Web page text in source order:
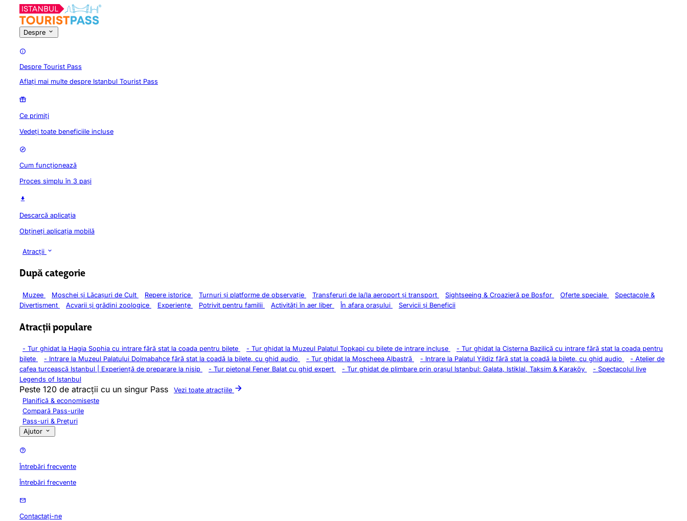
Despre
Despre Tourist Pass
Aflați mai multe despre Istanbul Tourist Pass
Ce primiți
Vedeți toate beneficiile incluse
Cum funcționează
Proces simplu în 3 pași
Descarcă aplicația
Obțineți aplicația mobilă
Atracții
După categorie
Muzee Moschei și Lăcașuri de Cult Repere istorice Turnuri și platforme de observație Transferuri de la/la aeroport și transport Sightseeing & Croazieră pe Bosfor Oferte speciale
Spectacole &
Divertisment
Acvarii și grădini zoologice Experiențe Potrivit pentru familii Activități în aer liber În afara orașului Servicii și Beneficii
Atracții populare
- Tur ghidat la Hagia Sophia cu intrare fără stat la coada pentru bilete - Tur ghidat la Muzeul Palatul Topkapi cu bilete de intrare incluse - Tur ghidat la Cisterna Bazilică cu intrare fără stat la coada pentru
bilete
- Intrare la Muzeul Palatului Dolmabahce fără stat la coadă la bilete, cu ghid audio - Tur ghidat la Moscheea Albastră - Intrare la Palatul Yildiz fără stat la coadă la bilete, cu ghid audio - Atelier de
cafea turcească Istanbul | Experiență de preparare la nisip
- Tur pietonal Fener Balat cu ghid expert - Tur ghidat de plimbare prin orașul Istanbul: Galata, Istiklal, Taksim & Karaköy - Spectacolul live
Legends of Istanbul
Peste 120 de atracții cu un singur Pass
Vezi toate atracțiile
Planifică & economisește
Compară Pass-urile
Pass-uri & Prețuri
Ajutor
Întrebări frecvente
Întrebări frecvente
Contactați-ne